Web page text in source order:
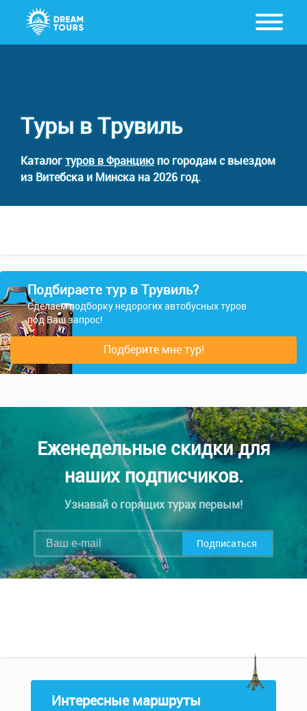
Туры в Трувиль
Каталогтуров в Францию по городам с выездом
из Витебска и Минска на 2026 год.
Подбираете тур в Трувиль?
Сделаем подборку недорогих автобусных туров
под Ваш запрос!
Подберите мне тур!
Еженедельные скидки для
наших подписчиков.
Узнавай о горящих турах первым!
Подписаться
Интересные маршруты